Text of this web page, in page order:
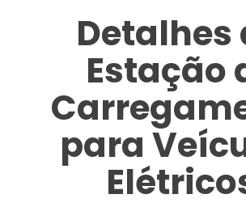
Detalhes
Estação
para